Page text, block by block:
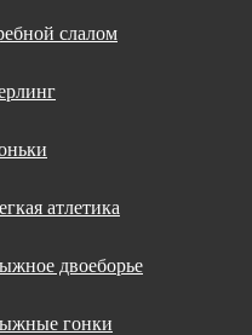
слалом
атлетика
двоеборье
гонки